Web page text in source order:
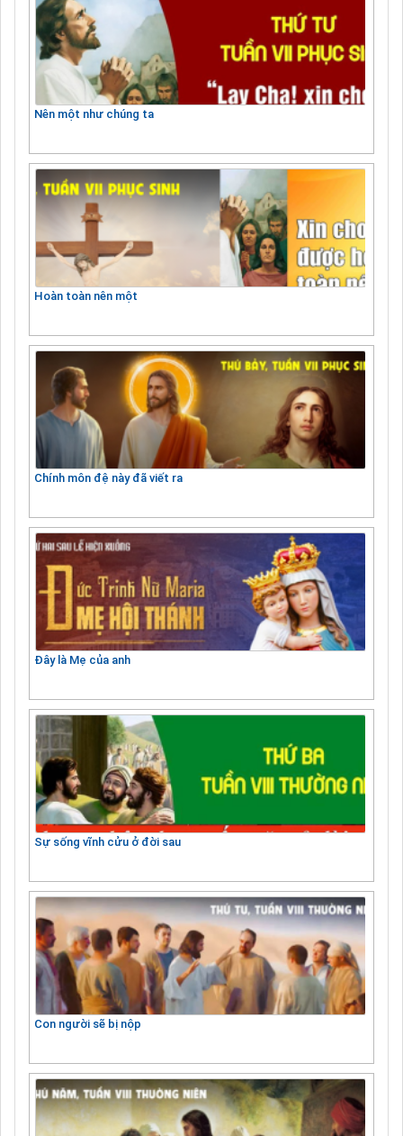
Nên một như chúng ta
Hoàn toàn nên một
Chính môn đệ này đã viết ra
Đây là Mẹ của anh
Sự sống vĩnh cửu ở đời sau
Con người sẽ bị nộp